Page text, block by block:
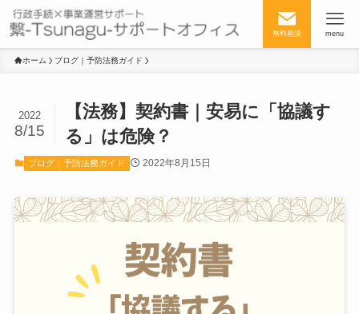
無料相談 menu
ホーム ブログ｜予防法務ガイド
【法務】契約書｜安易に「協議す
る」は危険？
2022
8/15
ブログ｜予防法務ガイド 2022年8月15日